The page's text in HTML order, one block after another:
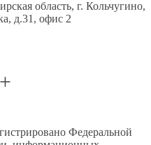
область, г. Кольчугино,
д.31, офис 2
Федеральной